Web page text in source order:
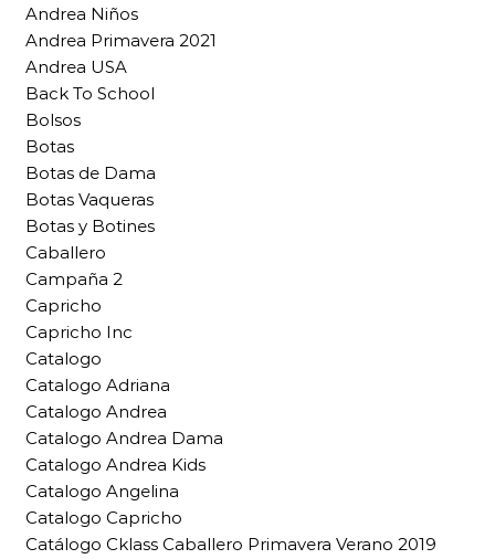
Andrea Niños
Andrea Primavera 2021
Andrea USA
Back To School
Bolsos
Botas
Botas de Dama
Botas Vaqueras
Botas y Botines
Caballero
Campaña 2
Capricho
Capricho Inc
Catalogo
Catalogo Adriana
Catalogo Andrea
Catalogo Andrea Dama
Catalogo Andrea Kids
Catalogo Angelina
Catalogo Capricho
Catálogo Cklass Caballero Primavera Verano 2019